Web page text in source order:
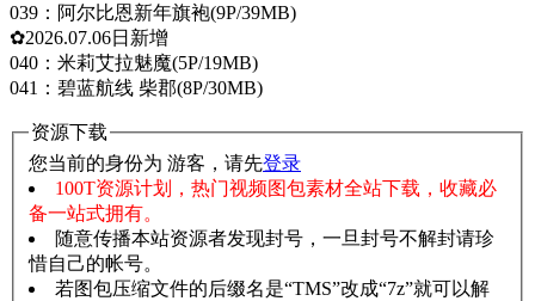
039：阿尔比恩新年旗袍(9P/39MB)
✿2026.07.06日新增
040：米莉艾拉魅魔(5P/19MB)
041：碧蓝航线 柴郡(8P/30MB)
资源下载
您当前的身份为 游客，请先登录
100T资源计划，热门视频图包素材全站下载，收藏必
备一站式拥有。
随意传播本站资源者发现封号，一旦封号不解封请珍
惜自己的帐号。
若图包压缩文件的后缀名是“TMS”改成“7z”就可以解